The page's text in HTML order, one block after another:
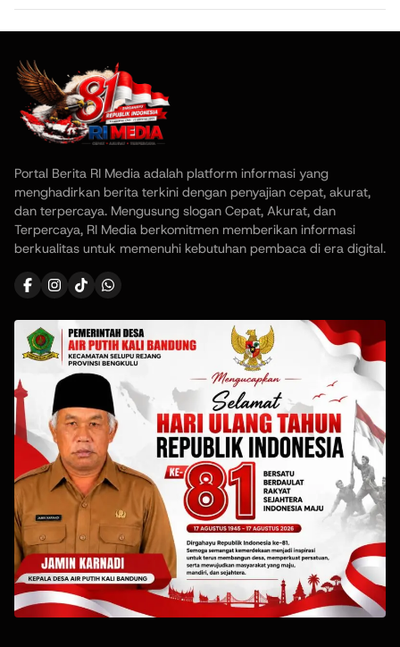
Portal Berita RI Media adalah platform informasi yang
menghadirkan berita terkini dengan penyajian cepat, akurat,
dan terpercaya. Mengusung slogan Cepat, Akurat, dan
Terpercaya, RI Media berkomitmen memberikan informasi
berkualitas untuk memenuhi kebutuhan pembaca di era digital.